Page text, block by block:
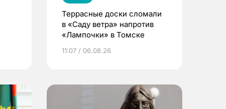
Террасные доски сломали
в «Саду ветра» напротив
«Лампочки» в Томске
11:07 / 06.08.26